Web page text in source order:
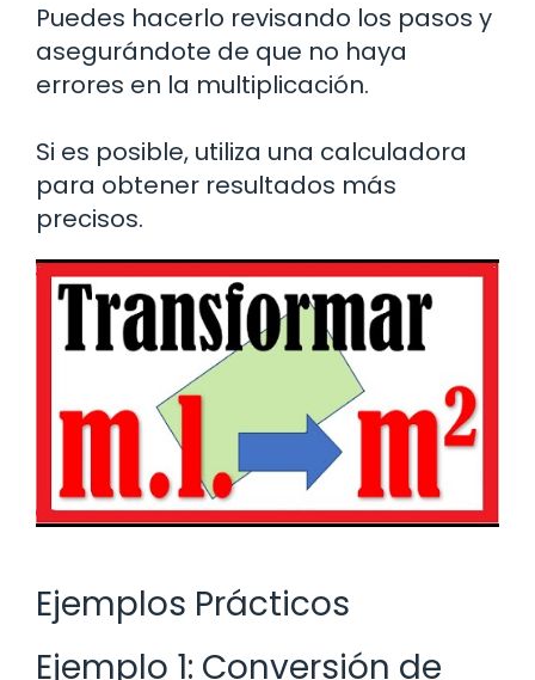
Puedes hacerlo revisando los pasos y
asegurándote de que no haya
errores en la multiplicación.
Si es posible, utiliza una calculadora
para obtener resultados más
precisos.
Ejemplos Prácticos
Ejemplo 1: Conversión de